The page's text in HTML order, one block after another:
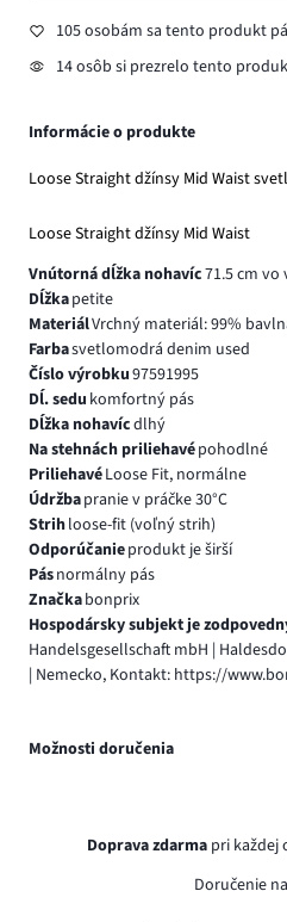
105 osobám sa tento produkt
14 osôb si prezrelo tento
Informácie o produkte
Loose Straight džínsy Mid Waist
Loose Straight džínsy Mid Waist
Vnútorná dĺžka nohavíc71.5 cm vo
Dĺžkapetite
MateriálVrchný materiál: 99%
Farbasvetlomodrá denim used
Číslo výrobku97591995
Dĺ. sedu komfortný pás
Dĺžka nohavícdlhý
Na stehnách priliehavépohodlné
PriliehavéLoose Fit, normálne
Údržbapranie v práčke 30°C
Strihloose-fit (voľný strih)
Odporúčanieprodukt je širší
Pásnormálny pás
Značkabonprix
Hospodársky subjekt je
Handelsgesellschaft mbH |
| Nemecko, Kontakt: https://
Možnosti doručenia
Doprava zdarma pri každej
Doručenie